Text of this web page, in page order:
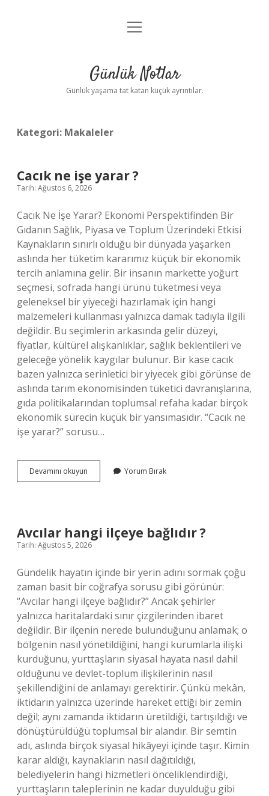
Anasayfa
Yasal Uyarı
menüyü
Günlük Notlar
Günlük yaşama tat katan küçük ayrıntılar.
Kategori: Makaleler
Cacık ne işe yarar ?
Tarih: Ağustos 6, 2026
Cacık Ne İşe Yarar? Ekonomi Perspektifinden Bir
Gıdanın Sağlık, Piyasa ve Toplum Üzerindeki Etkisi
Kaynakların sınırlı olduğu bir dünyada yaşarken
aslında her tüketim kararımız küçük bir ekonomik
tercih anlamına gelir. Bir insanın markette yoğurt
seçmesi, sofrada hangi ürünü tüketmesi veya
geleneksel bir yiyeceği hazırlamak için hangi
malzemeleri kullanması yalnızca damak tadıyla ilgili
değildir. Bu seçimlerin arkasında gelir düzeyi,
fiyatlar, kültürel alışkanlıklar, sağlık beklentileri ve
geleceğe yönelik kaygılar bulunur. Bir kase cacık
bazen yalnızca serinletici bir yiyecek gibi görünse de
aslında tarım ekonomisinden tüketici davranışlarına,
gıda politikalarından toplumsal refaha kadar birçok
ekonomik sürecin küçük bir yansımasıdır. “Cacık ne
işe yarar?” sorusu…
Devamını okuyun
ne
Yorum Bırak
Avcılar hangi ilçeye bağlıdır ?
Tarih: Ağustos 5, 2026
Gündelik hayatın içinde bir yerin adını sormak çoğu
zaman basit bir coğrafya sorusu gibi görünür:
“Avcılar hangi ilçeye bağlıdır?” Ancak şehirler
yalnızca haritalardaki sınır çizgilerinden ibaret
değildir. Bir ilçenin nerede bulunduğunu anlamak; o
bölgenin nasıl yönetildiğini, hangi kurumlarla ilişki
kurduğunu, yurttaşların siyasal hayata nasıl dahil
olduğunu ve devlet-toplum ilişkilerinin nasıl
şekillendiğini de anlamayı gerektirir. Çünkü mekân,
iktidarın yalnızca üzerinde hareket ettiği bir zemin
değil; aynı zamanda iktidarın üretildiği, tartışıldığı ve
dönüştürüldüğü toplumsal bir alandır. Bir semtin
adı, aslında birçok siyasal hikâyeyi içinde taşır. Kimin
karar aldığı, kaynakların nasıl dağıtıldığı,
belediyelerin hangi hizmetleri önceliklendirdiği,
yurttaşların taleplerinin ne kadar duyulduğu gibi